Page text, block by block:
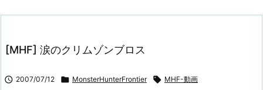
[MHF] 涙のクリムゾンブロス
 2007/07/12  MonsterHunterFrontier  MHF-動画